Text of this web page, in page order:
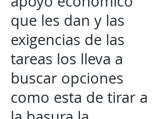
que les dan y las
exigencias de las
tareas los lleva a
buscar opciones
como esta de tirar a